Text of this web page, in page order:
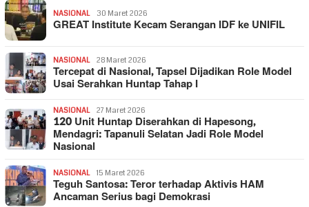
NASIONAL 30 Maret 2026
GREAT Institute Kecam Serangan IDF ke UNIFIL
NASIONAL 28 Maret 2026
Tercepat di Nasional, Tapsel Dijadikan Role Model
Usai Serahkan Huntap Tahap I
NASIONAL 27 Maret 2026
120 Unit Huntap Diserahkan di Hapesong,
Mendagri: Tapanuli Selatan Jadi Role Model
Nasional
NASIONAL 15 Maret 2026
Teguh Santosa: Teror terhadap Aktivis HAM
Ancaman Serius bagi Demokrasi